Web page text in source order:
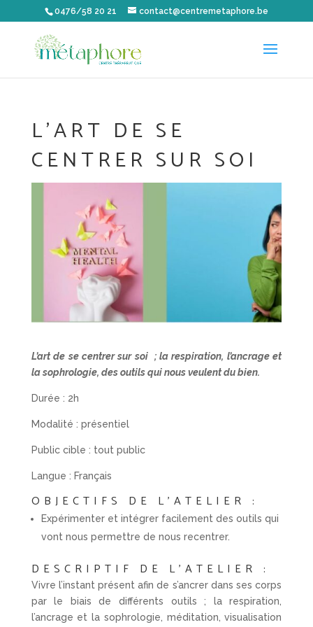
0476/58 20 21 contact@centremetaphore.be
L’ART DE SE
CENTRER SUR SOI
L’art de se centrer sur soi ; la respiration, l’ancrage et
la sophrologie, des outils qui nous veulent du bien.
Durée : 2h
Modalité : présentiel
Public cible : tout public
Langue : Français
OBJECTIFS DE L’ATELIER :
Expérimenter et intégrer facilement des outils qui
vont nous permettre de nous recentrer.
DESCRIPTIF DE L’ATELIER :
Vivre l’instant présent afin de s’ancrer dans ses corps
par le biais de différents outils ; la respiration,
l’ancrage et la sophrologie, méditation, visualisation